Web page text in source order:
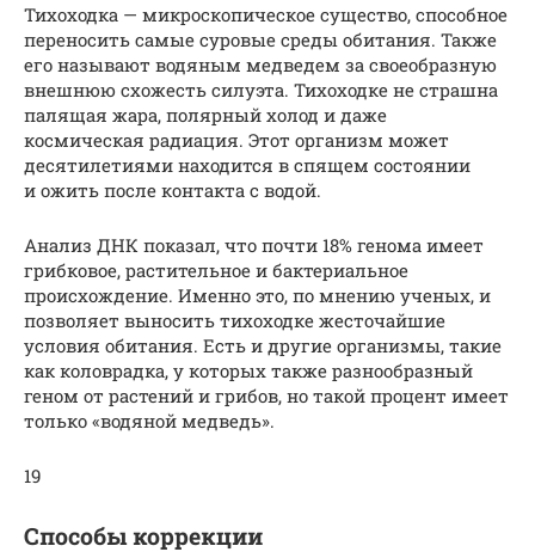
Тихоходка — микроскопическое существо, способное
переносить самые суровые среды обитания. Также
его называют водяным медведем за своеобразную
внешнюю схожесть силуэта. Тихоходке не страшна
палящая жара, полярный холод и даже
космическая радиация. Этот организм может
десятилетиями находится в спящем состоянии
и ожить после контакта с водой.
Анализ ДНК показал, что почти 18% генома имеет
грибковое, растительное и бактериальное
происхождение. Именно это, по мнению ученых, и
позволяет выносить тихоходке жесточайшие
условия обитания. Есть и другие организмы, такие
как коловрадка, у которых также разнообразный
геном от растений и грибов, но такой процент имеет
только «водяной медведь».
19
Способы коррекции